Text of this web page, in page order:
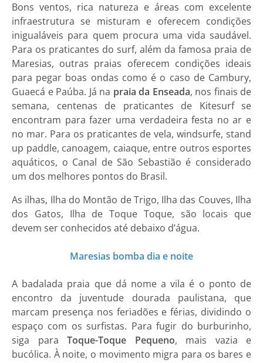
Bons ventos, rica natureza e áreas com excelente
infraestrutura se misturam e oferecem condições
inigualáveis para quem procura uma vida saudável.
Para os praticantes do surf, além da famosa praia de
Maresias, outras praias oferecem condições ideais
para pegar boas ondas como é o caso de Cambury,
Guaecá e Paúba. Já na praia da Enseada, nos finais de
semana, centenas de praticantes de Kitesurf se
encontram para fazer uma verdadeira festa no ar e
no mar. Para os praticantes de vela, windsurfe, stand
up paddle, canoagem, caiaque, entre outros esportes
aquáticos, o Canal de São Sebastião é considerado
um dos melhores pontos do Brasil.
As ilhas, Ilha do Montão de Trigo, Ilha das Couves, Ilha
dos Gatos, Ilha de Toque Toque, são locais que
devem ser conhecidos até debaixo d’água.
Maresias bomba dia e noite
A badalada praia que dá nome a vila é o ponto de
encontro da juventude dourada paulistana, que
marcam presença nos feriadões e férias, dividindo o
espaço com os surfistas. Para fugir do burburinho,
siga para Toque-Toque Pequeno, mais vazia e
bucólica. À noite, o movimento migra para os bares e